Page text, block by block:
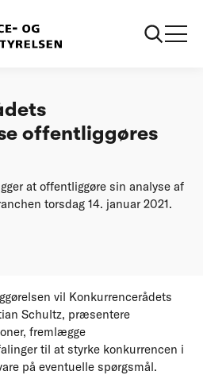
offentliggøres
at offentliggøre sin analyse af
torsdag 14. januar 2021.
vil Konkurrencerådets
Schultz, præsentere
fremlægge
til at styrke konkurrencen i
på eventuelle spørgsmål.